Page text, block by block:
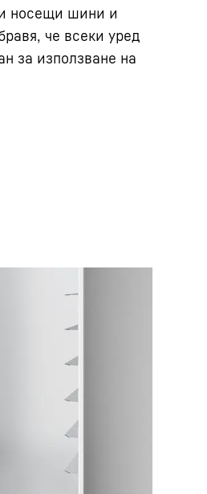
носещи шини и
че всеки уред
за използване на